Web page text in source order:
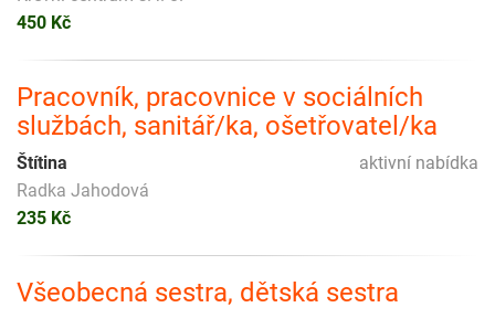
450 Kč
Pracovník, pracovnice v sociálních
službách, sanitář/ka, ošetřovatel/ka
aktivní nabídka
Štítina
Radka Jahodová
235 Kč
Všeobecná sestra, dětská sestra